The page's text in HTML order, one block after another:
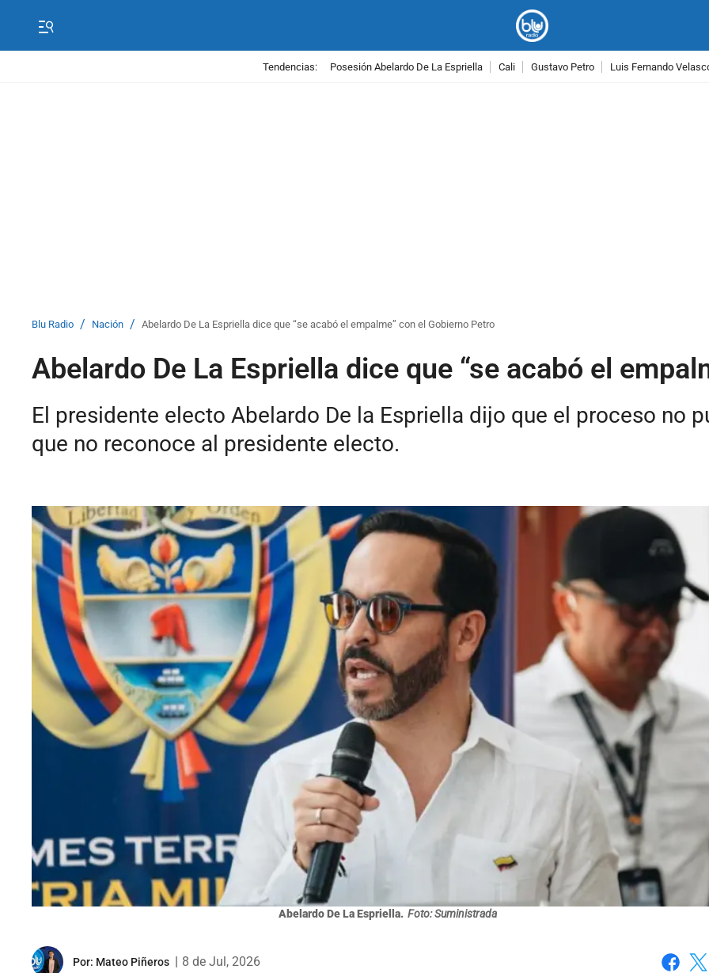
Tendencias: Posesión Abelardo De La Espriella Cali Gustavo Petro Luis Fernando
Blu Radio / Nación / Abelardo De La Espriella dice que “se acabó el empalme” con el Gobierno Petro
Abelardo De La Espriella dice que “se acabó el
El presidente electo Abelardo De la Espriella dijo que el proceso no
que no reconoce al presidente electo.
Abelardo De La Espriella. Foto: Suministrada
Por: Mateo Piñeros
8 de Jul, 2026